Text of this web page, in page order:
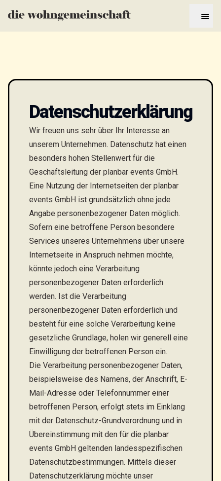
Datenschutzerklärung
Wir freuen uns sehr über Ihr Interesse an
unserem Unternehmen. Datenschutz hat einen
besonders hohen Stellenwert für die
Geschäftsleitung der planbar events GmbH.
Eine Nutzung der Internetseiten der planbar
events GmbH ist grundsätzlich ohne jede
Angabe personenbezogener Daten möglich.
Sofern eine betroffene Person besondere
Services unseres Unternehmens über unsere
Internetseite in Anspruch nehmen möchte,
könnte jedoch eine Verarbeitung
personenbezogener Daten erforderlich
werden. Ist die Verarbeitung
personenbezogener Daten erforderlich und
besteht für eine solche Verarbeitung keine
gesetzliche Grundlage, holen wir generell eine
Einwilligung der betroffenen Person ein.
Die Verarbeitung personenbezogener Daten,
beispielsweise des Namens, der Anschrift, E-
Mail-Adresse oder Telefonnummer einer
betroffenen Person, erfolgt stets im Einklang
mit der Datenschutz-Grundverordnung und in
Übereinstimmung mit den für die planbar
events GmbH geltenden landesspezifischen
Datenschutzbestimmungen. Mittels dieser
Datenschutzerklärung möchte unser